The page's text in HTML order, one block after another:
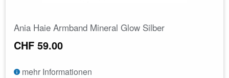
Ania Haie Armband Mineral Glow Silber
CHF 59.00
mehr Informationen